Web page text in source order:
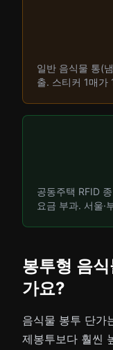
일반 음식물 통(
출. 스티커 1매가
공동주택 RFID
요금 부과. 서울·
봉투형 음
가요?
음식물 봉투 단가
제봉투보다 훨씬